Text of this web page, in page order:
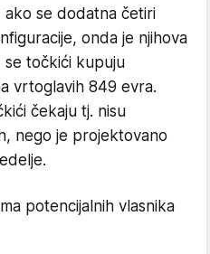
ako se dodatna četiri
onda je njihova
se točkići kupuju
vrtoglavih 849 evra.
čekaju tj. nisu
nego je projektovano
potencijalnih vlasnika